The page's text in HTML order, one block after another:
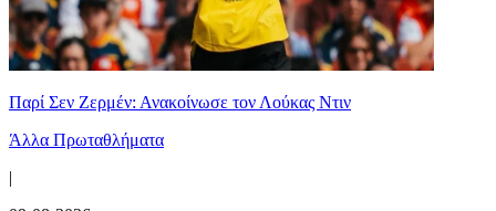
Παρί Σεν Ζερμέν: Ανακοίνωσε τον Λούκας Ντιν
Άλλα Πρωταθλήματα
|